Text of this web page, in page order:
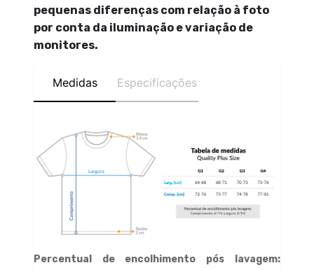
pequenas diferenças com relação à foto
por conta da iluminação e variação de
monitores.
Medidas Especificações
Percentual de encolhimento pós lavagem: